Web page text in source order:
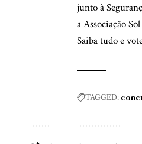
junto à
a Associação
Saiba tudo e
TAGGED: